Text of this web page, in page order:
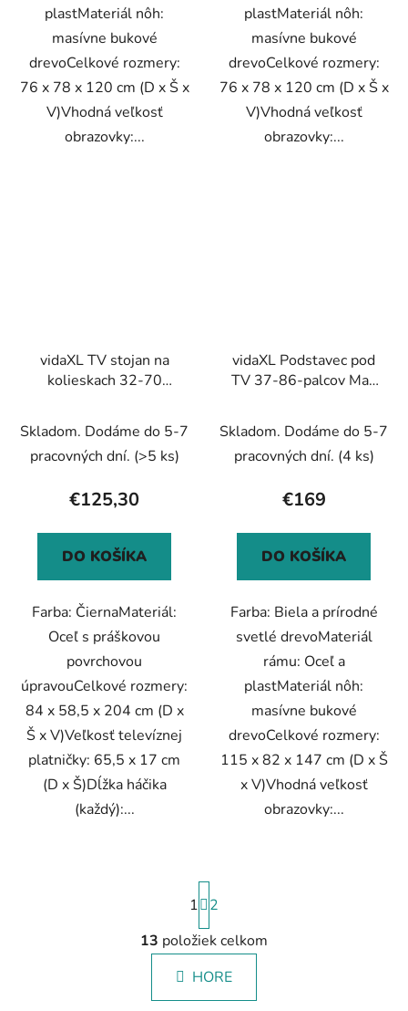
plastMateriál nôh:
masívne bukové
drevoCelkové rozmery:
76 x 78 x 120 cm (D x Š x
V)Vhodná veľkosť
obrazovky:...
plastMateriál nôh:
masívne bukové
drevoCelkové rozmery:
76 x 78 x 120 cm (D x Š x
V)Vhodná veľkosť
obrazovky:...
vidaXL TV stojan na
kolieskach 32-70
600x400 mm 60 kg
Skladom. Dodáme do 5-7
pracovných dní. (>5 ks)
€125,30
DO KOŠÍKA
Farba: ČiernaMateriál:
Oceľ s práškovou
povrchovou
úpravouCelkové rozmery:
84 x 58,5 x 204 cm (D x
Š x V)Veľkosť televíznej
platničky: 65,5 x 17 cm
(D x Š)Dĺžka háčika
(každý):...
vidaXL Podstavec pod
TV 37-86-palcov Max
kg
Skladom. Dodáme do 5-7
pracovných dní. (4 ks)
€169
DO KOŠÍKA
Farba: Biela a prírodné
svetlé drevoMateriál
rámu: Oceľ a
plastMateriál nôh:
masívne bukové
drevoCelkové rozmery:
115 x 82 x 147 cm (D x Š
x V)Vhodná veľkosť
obrazovky:...
O
v
l
S
t
r
á
n
k
1
2
13 položiek celkom
HORE